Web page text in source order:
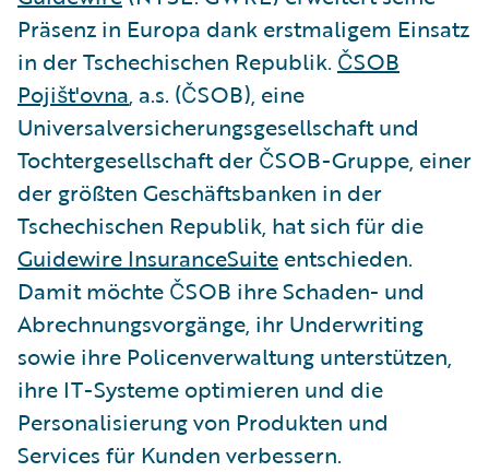
Präsenz in Europa dank erstmaligem Einsatz
in der Tschechischen Republik. ČSOB
Pojišt'ovna, a.s. (ČSOB), eine
Universalversicherungsgesellschaft und
Tochtergesellschaft der ČSOB-Gruppe, einer
der größten Geschäftsbanken in der
Tschechischen Republik, hat sich für die
Guidewire InsuranceSuite entschieden.
Damit möchte ČSOB ihre Schaden- und
Abrechnungsvorgänge, ihr Underwriting
sowie ihre Policenverwaltung unterstützen,
ihre IT-Systeme optimieren und die
Personalisierung von Produkten und
Services für Kunden verbessern.